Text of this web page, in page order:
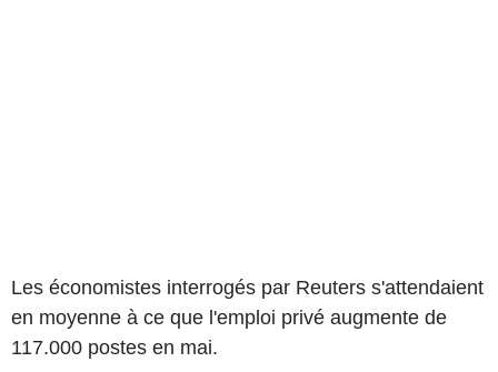
Les économistes interrogés par Reuters s'attendaient
en moyenne à ce que l'emploi privé augmente de
117.000 postes en mai.